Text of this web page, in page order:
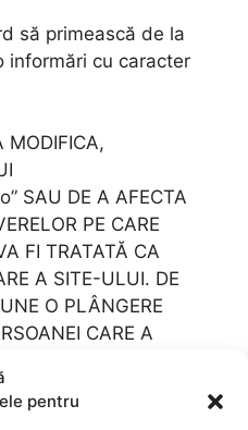
pentru
să primească de la
informări cu caracter
MODIFICA,
SAU DE A AFECTA
PE CARE
FI TRATATĂ CA
A SITE-ULUI. DE
O PLÂNGERE
CARE A